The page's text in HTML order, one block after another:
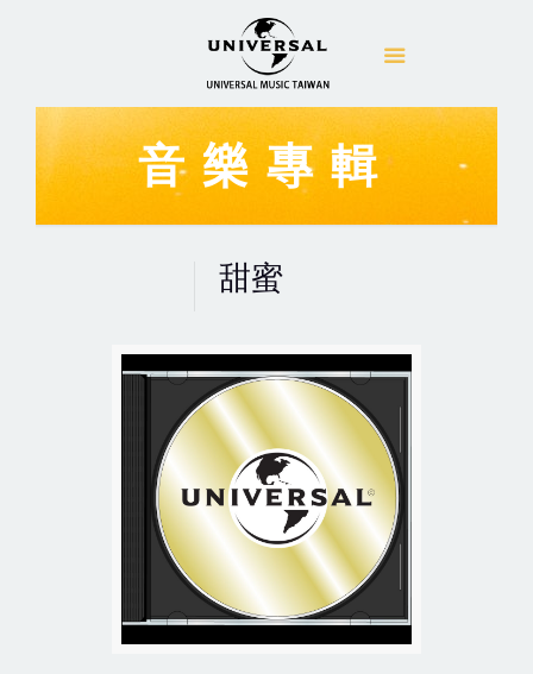
音樂專輯
甜蜜